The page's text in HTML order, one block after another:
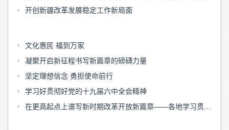
开创新疆改革发展稳定工作新局面
文化惠民 福到万家
凝聚开启新征程书写新篇章的磅礴力量
坚定理想信念 勇担使命前行
学习好贯彻好党的十九届六中全会精神
在更高起点上谱写新时期改革开放新篇章——各地学习贯彻落实六中全会精神推进全面深化改革开放观察